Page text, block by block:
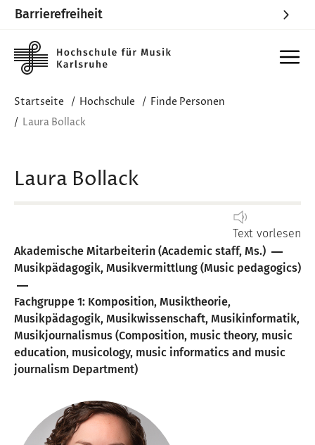
Barrierefreiheit
Startseite Hochschule
Finde Personen
Laura Bollack
Laura Bollack
Text vorlesen
Akademische Mitarbeiterin (Academic staff, Ms.)
Musikpädagogik, Musikvermittlung (Music pedagogics)
Fachgruppe 1: Komposition, Musiktheorie,
Musikpädagogik, Musikwissenschaft, Musikinformatik,
Musikjournalismus (Composition, music theory, music
education, musicology, music informatics and music
journalism Department)